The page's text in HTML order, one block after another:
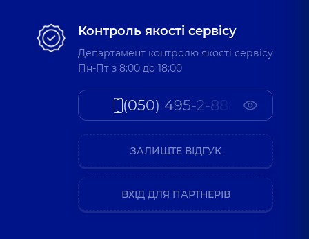
Контроль якості сервісу
Департамент контролю якості сервісу
Пн-Пт з 8:00 до 18:00
(050) 495-2-888
ЗАЛИШТЕ ВІДГУК
ВХІД ДЛЯ ПАРТНЕРІВ